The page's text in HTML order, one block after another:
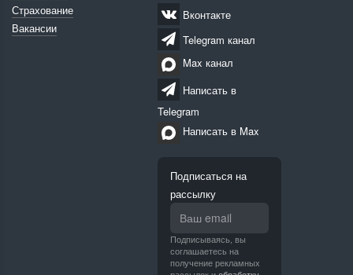
Страхование
Вакансии
Вконтакте
Telegram канал
Max канал
Написать в
Telegram
Написать в Max
Подписаться на
рассылку
Подписываясь, вы
соглашаетесь на
получение рекламных